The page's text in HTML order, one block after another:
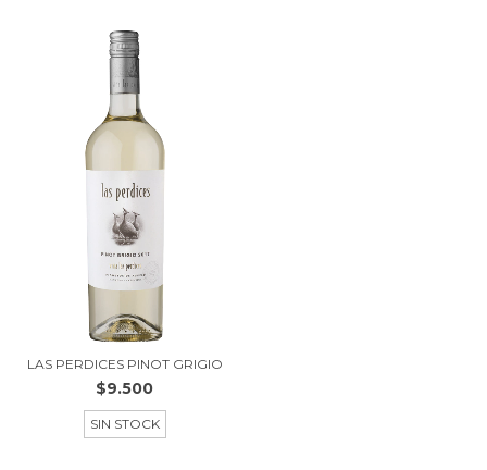
LAS PERDICES PINOT GRIGIO
$9.500
SIN STOCK